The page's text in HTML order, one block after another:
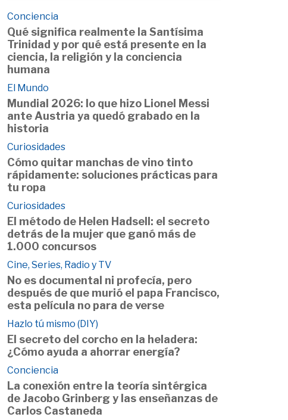
Conciencia
Qué significa realmente la Santísima
Trinidad y por qué está presente en la
ciencia, la religión y la conciencia
humana
El Mundo
Mundial 2026: lo que hizo Lionel Messi
ante Austria ya quedó grabado en la
historia
Curiosidades
Cómo quitar manchas de vino tinto
rápidamente: soluciones prácticas para
tu ropa
Curiosidades
El método de Helen Hadsell: el secreto
detrás de la mujer que ganó más de
1.000 concursos
Cine, Series, Radio y TV
No es documental ni profecía, pero
después de que murió el papa Francisco,
esta película no para de verse
Hazlo tú mismo (DIY)
El secreto del corcho en la heladera:
¿Cómo ayuda a ahorrar energía?
Conciencia
La conexión entre la teoría sintérgica
de Jacobo Grinberg y las enseñanzas de
Carlos Castaneda